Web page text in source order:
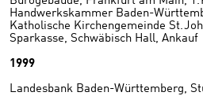
Handwerkskammer Baden-
Katholische Kirchengemeinde St.
Sparkasse, Schwäbisch Hall, Ankauf
1999
Landesbank Baden-Württemberg,